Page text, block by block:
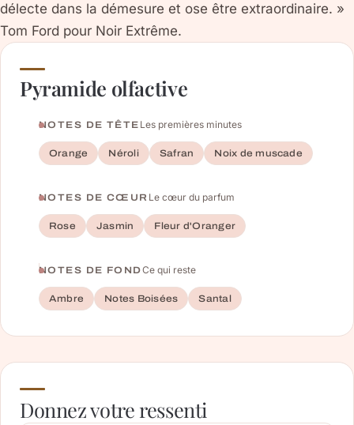
délecte dans la démesure et ose être extraordinaire. »
Tom Ford pour Noir Extrême.
Pyramide olfactive
NOTES DE TÊTE Les premières minutes
Orange Néroli Safran Noix de muscade
NOTES DE CŒUR Le cœur du parfum
Rose Jasmin Fleur d'Oranger
NOTES DE FONDCe qui reste
Ambre Notes Boisées Santal
Donnez votre ressenti